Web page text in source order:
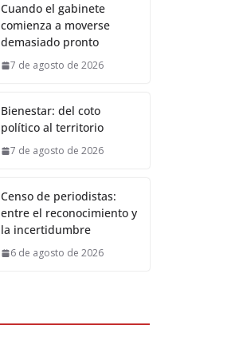
Cuando el gabinete
comienza a moverse
demasiado pronto
7 de agosto de 2026
Bienestar: del coto
político al territorio
7 de agosto de 2026
Censo de periodistas:
entre el reconocimiento y
la incertidumbre
6 de agosto de 2026